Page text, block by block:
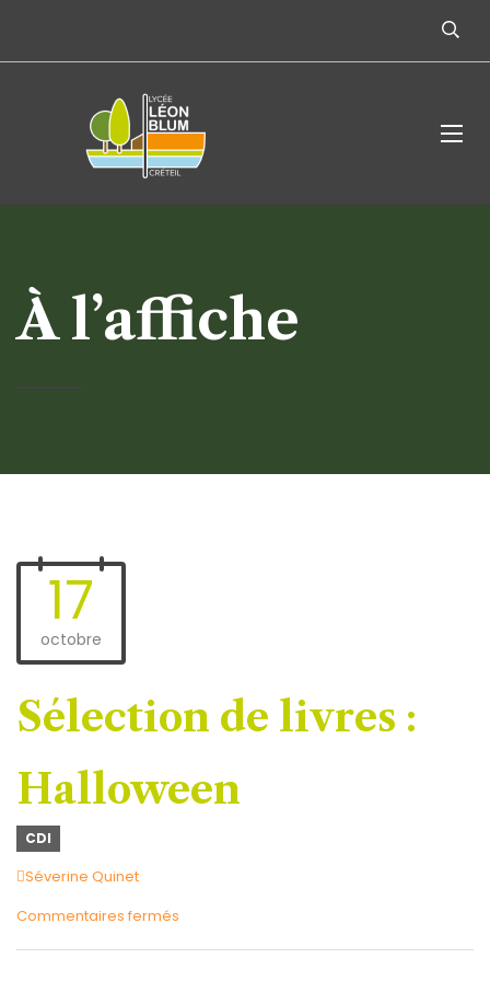
À l’affiche
17
octobre
Sélection de livres :
Halloween
CDI
Author
Séverine Quinet
Commentaires fermés